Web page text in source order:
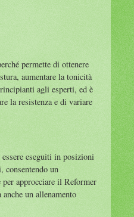
permette di ottenere
aumentare la tonicità
agli esperti, ed è
la resistenza e di variare
eseguiti in posizioni
un
approcciare il Reformer
un allenamento